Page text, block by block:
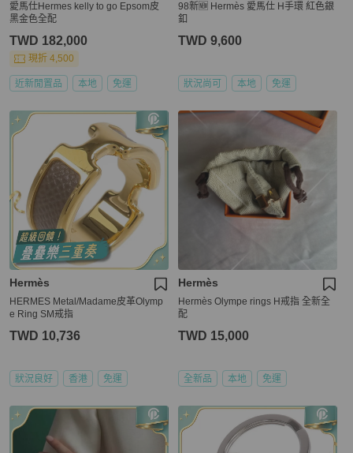
愛馬仕Hermes kelly to go Epsom皮
黑金色全配
TWD 182,000
現折 4,500
近新閒置品 本地 免運
98新🆕 Hermès 愛馬仕 H手環 紅色銀
釦
TWD 9,600
狀況尚可 本地 免運
Hermès
HERMES Metal/Madame皮革Olymp
e Ring SM戒指
TWD 10,736
狀況良好 香港 免運
Hermès
Hermès Olympe rings H戒指 全新全
配
TWD 15,000
全新品 本地 免運